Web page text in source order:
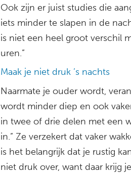
Ook zijn er juist studies die
iets minder te slapen in de
is niet een heel groot verschil
uren.”
Maak je niet druk ’s nachts
Naarmate je ouder wordt,
wordt minder diep en ook
in twee of drie delen met een
in.” Ze verzekert dat vaker
is het belangrijk dat je rustig
niet druk over, want daar krijg